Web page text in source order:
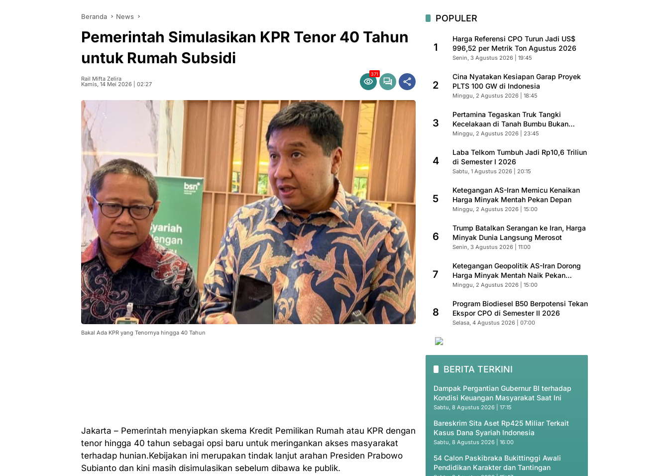
Beranda News
Pemerintah Simulasikan KPR Tenor 40 Tahun
untuk Rumah Subsidi
Rail Mifta Zelira
Kamis, 14 Mei 2026 | 02:27
371
Bakal Ada KPR yang Tenornya hingga 40 Tahun
Jakarta – Pemerintah menyiapkan skema Kredit Pemilikan Rumah atau KPR dengan
tenor hingga 40 tahun sebagai opsi baru untuk meringankan akses masyarakat
terhadap hunian.Kebijakan ini merupakan tindak lanjut arahan Presiden Prabowo
Subianto dan kini masih disimulasikan sebelum dibawa ke publik.
POPULER
1
Harga Referensi CPO Turun Jadi US$
996,52 per Metrik Ton Agustus 2026
Senin, 3 Agustus 2026 | 19:45
2
Cina Nyatakan Kesiapan Garap Proyek
PLTS 100 GW di Indonesia
Minggu, 2 Agustus 2026 | 18:45
3
Pertamina Tegaskan Truk Tangki
Kecelakaan di Tanah Bumbu Bukan
Armada Resmi
Minggu, 2 Agustus 2026 | 23:45
4
Laba Telkom Tumbuh Jadi Rp10,6 Triliun
di Semester I 2026
Sabtu, 1 Agustus 2026 | 20:15
5
Ketegangan AS-Iran Memicu Kenaikan
Harga Minyak Mentah Pekan Depan
Minggu, 2 Agustus 2026 | 15:00
6
Trump Batalkan Serangan ke Iran, Harga
Minyak Dunia Langsung Merosot
Senin, 3 Agustus 2026 | 11:00
7
Ketegangan Geopolitik AS-Iran Dorong
Harga Minyak Mentah Naik Pekan
Depan
Minggu, 2 Agustus 2026 | 15:00
8
Program Biodiesel B50 Berpotensi Tekan
Ekspor CPO di Semester II 2026
Selasa, 4 Agustus 2026 | 07:00
BERITA TERKINI
Dampak Pergantian Gubernur BI terhadap
Kondisi Keuangan Masyarakat Saat Ini
Sabtu, 8 Agustus 2026 | 17:15
Bareskrim Sita Aset Rp425 Miliar Terkait
Kasus Dana Syariah Indonesia
Sabtu, 8 Agustus 2026 | 16:00
54 Calon Paskibraka Bukittinggi Awali
Pendidikan Karakter dan Tantingan